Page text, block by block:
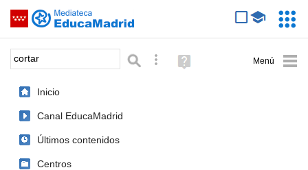
Saltar navegación
Palabra o frase: Búsqueda avanzada
Ayuda
(en
Inicio
Canal EducaMadrid
Últimos contenidos
Centros